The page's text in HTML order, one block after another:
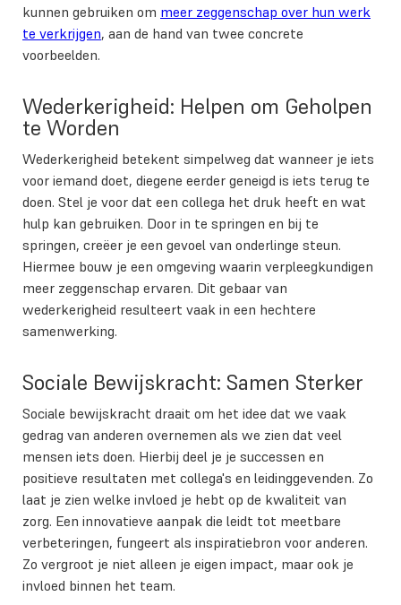
kunnen gebruiken om meer zeggenschap over hun werk
te verkrijgen, aan de hand van twee concrete
voorbeelden.
Wederkerigheid: Helpen om Geholpen
te Worden
Wederkerigheid betekent simpelweg dat wanneer je iets
voor iemand doet, diegene eerder geneigd is iets terug te
doen. Stel je voor dat een collega het druk heeft en wat
hulp kan gebruiken. Door in te springen en bij te
springen, creëer je een gevoel van onderlinge steun.
Hiermee bouw je een omgeving waarin verpleegkundigen
meer zeggenschap ervaren. Dit gebaar van
wederkerigheid resulteert vaak in een hechtere
samenwerking.
Sociale Bewijskracht: Samen Sterker
Sociale bewijskracht draait om het idee dat we vaak
gedrag van anderen overnemen als we zien dat veel
mensen iets doen. Hierbij deel je je successen en
positieve resultaten met collega's en leidinggevenden. Zo
laat je zien welke invloed je hebt op de kwaliteit van
zorg. Een innovatieve aanpak die leidt tot meetbare
verbeteringen, fungeert als inspiratiebron voor anderen.
Zo vergroot je niet alleen je eigen impact, maar ook je
invloed binnen het team.